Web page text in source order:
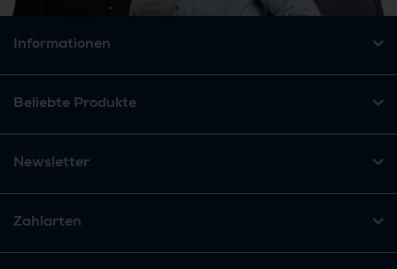
Informationen
Beliebte Produkte
Newsletter
Zahlarten